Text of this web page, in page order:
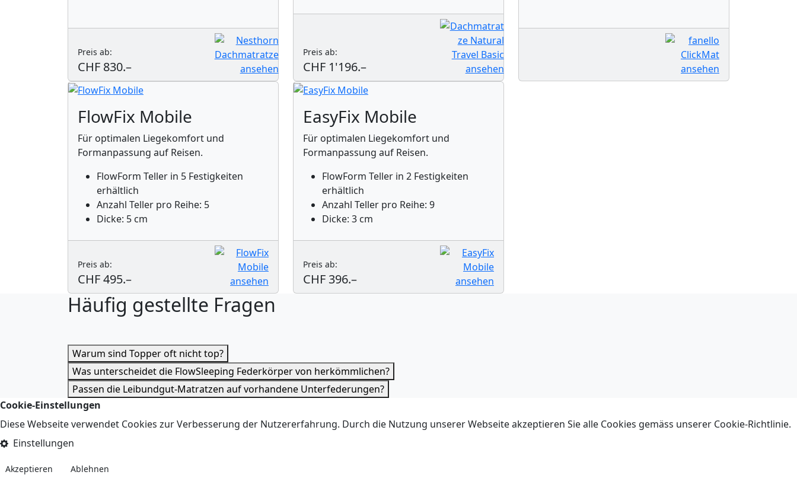
Preis ab:
CHF 830.–
Preis ab:
CHF 1'196.–
FlowFix Mobile
Für optimalen Liegekomfort und
Formanpassung auf Reisen.
FlowForm Teller in 5 Festigkeiten
erhältlich
Anzahl Teller pro Reihe: 5
Dicke: 5 cm
Preis ab:
CHF 495.–
EasyFix Mobile
Für optimalen Liegekomfort und
Formanpassung auf Reisen.
FlowForm Teller in 2 Festigkeiten
erhältlich
Anzahl Teller pro Reihe: 9
Dicke: 3 cm
Preis ab:
CHF 396.–
Häufig gestellte Fragen
Warum sind Topper oft nicht top?
Was unterscheidet die FlowSleeping Federkörper von herkömmlichen?
Passen die Leibundgut-Matratzen auf vorhandene Unterfederungen?
Cookie-Einstellungen
Diese Webseite verwendet Cookies zur Verbesserung der Nutzererfahrung. Durch die Nutzung unserer Webseite akzeptieren Sie alle Cookies gemäss unserer Cookie-Richtlinie.
Einstellungen
Akzeptieren Ablehnen